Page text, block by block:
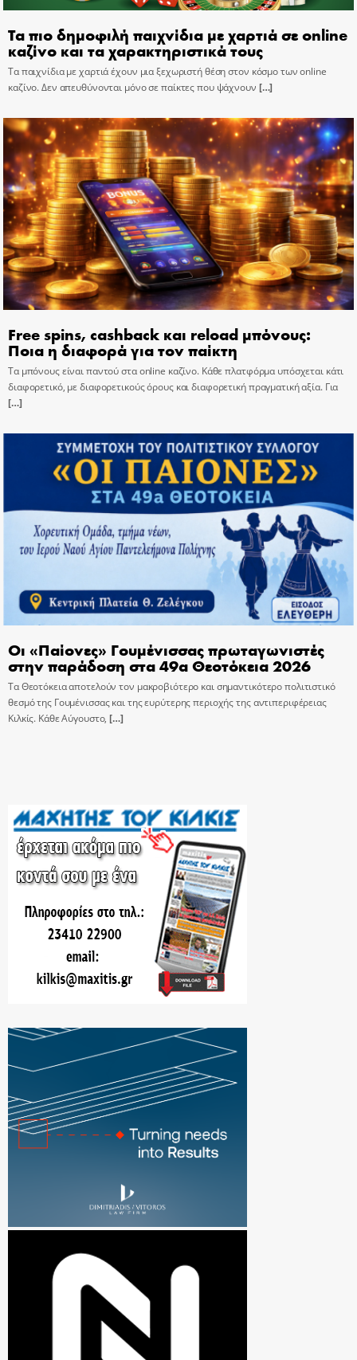
Τα πιο δημοφιλή παιχνίδια με χαρτιά σε online
καζίνο και τα χαρακτηριστικά τους
Τα παιχνίδια με χαρτιά έχουν μια ξεχωριστή θέση στον κόσμο των online
καζίνο. Δεν απευθύνονται μόνο σε παίκτες που ψάχνουν […]
Free spins, cashback και reload μπόνους:
Ποια η διαφορά για τον παίκτη
Τα μπόνους είναι παντού στα online καζίνο. Κάθε πλατφόρμα υπόσχεται κάτι
διαφορετικό, με διαφορετικούς όρους και διαφορετική πραγματική αξία. Για
[…]
Οι «Παίονες» Γουμένισσας πρωταγωνιστές
στην παράδοση στα 49α Θεοτόκεια 2026
Τα Θεοτόκεια αποτελούν τον μακροβιότερο και σημαντικότερο πολιτιστικό
θεσμό της Γουμένισσας και της ευρύτερης περιοχής της αντιπεριφέρειας
Κιλκίς. Κάθε Αύγουστο, […]